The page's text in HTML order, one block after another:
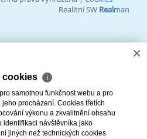
Realitní SW Realman
×
cookies ℹ
samotnou funkčnost webu a pro
procházení. Cookies třetích
výkonu a zkvalitnění obsahu
identifikaci návštěvníka jako
jiných než technických cookies